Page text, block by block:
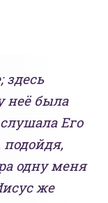
здесь
неё была
Его
одну меня
же